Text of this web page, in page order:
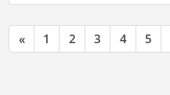
« 1 2 3 4 5